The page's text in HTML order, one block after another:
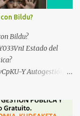
Bildu?
Bildu?
Estado del
Y Autogestión